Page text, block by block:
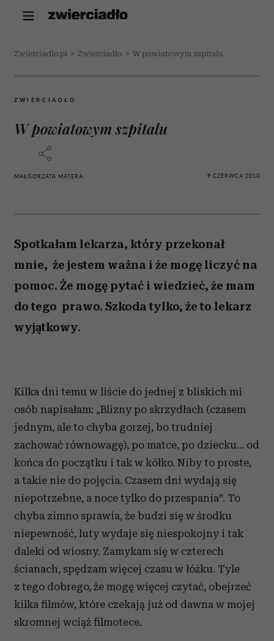
Zwierciadlo.pl > Zwierciadło > W powiatowym szpitalu
ZWIERCIADŁO
W powiatowym szpitalu
MAŁGORZATA MATERA 9 CZERWCA 2010
Spotkałam lekarza, który przekonał
mnie, że jestem ważna i że mogę liczyć na
pomoc. Że mogę pytać i wiedzieć, że mam
do tego prawo. Szkoda tylko, że to lekarz
wyjątkowy.
Kilka dni temu w liście do jednej z bliskich mi
osób napisałam: „Blizny po skrzydłach (czasem
jednym, ale to chyba gorzej, bo trudniej
zachować równowagę), po matce, po dziecku… od
końca do początku i tak w kółko. Niby to proste,
a takie nie do pojęcia. Czasem dni wydają się
niepotrzebne, a noce tylko do przespania”. To
chyba zimno sprawia, że budzi się w środku
niepewność, luty wydaje się niespokojny i tak
daleki od wiosny. Zamykam się w czterech
ścianach, spędzam więcej czasu w łóżku. Tyle
z tego dobrego, że mogę więcej czytać, obejrzeć
kilka filmów, które czekają już od dawna w mojej
skromnej wciąż filmotece.